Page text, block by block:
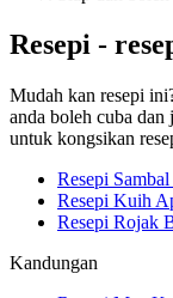
Resepi -
Mudah kan resepi
anda boleh cuba dan
untuk kongsikan
Resepi
Resepi Kuih
Resepi Rojak
Kandungan